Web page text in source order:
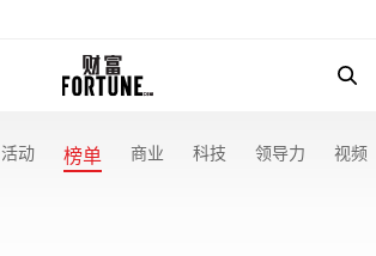
活动 榜单 商业 科技 领导力 视频